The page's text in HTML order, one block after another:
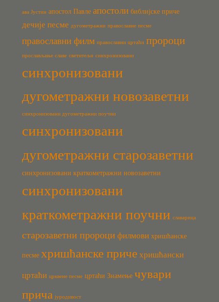
ава Јустин апостол Павле апостоли библијске приче
дечије песме дугометражни православне песме
православни филм православни цртаћи пророци
прослављање славе светитељи синхронизовани
синхронизовани
дугометражни новозаветни
синхронизовани дугометражни поучни
синхронизовани
дугометражни старозаветни
синхронизовани краткометражни новозаветни
синхронизовани
краткометражни поучни славарица
старозаветни пророци филмови хришћанске
песме хришћанске приче хришћански
цртаћи црквене песме цртаћи Знамење чувари
прича јуродивост